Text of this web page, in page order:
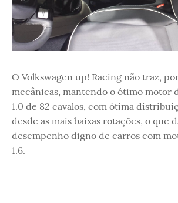
O Volkswagen up! Racing não traz,
mecânicas, mantendo o ótimo motor
1.0 de 82 cavalos, com ótima
desde as mais baixas rotações, o que
desempenho digno de carros com
1.6.